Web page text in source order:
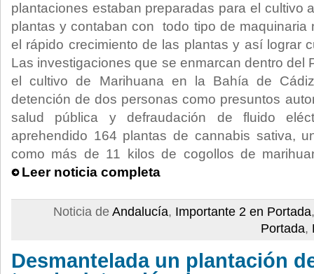
plantaciones estaban preparadas para el cultivo
plantas y contaban con todo tipo de maquinaria
el rápido crecimiento de las plantas y así lograr
Las investigaciones que se enmarcan dentro del
el cultivo de Marihuana en la Bahía de
detención de dos personas como presuntos
salud pública y defraudación de fluido
aprehendido 164 plantas de cannabis sativa,
como más de 11 kilos de cogollos de
Leer noticia completa
Noticia de Andalucía, Importante 2 en Portada
Portada,
Desmantelada un plantación